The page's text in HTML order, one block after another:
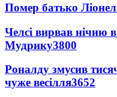
Помер батько
Челсі вирвав нічию
Мудрику3800
Роналду змусив
чуже весілля3652